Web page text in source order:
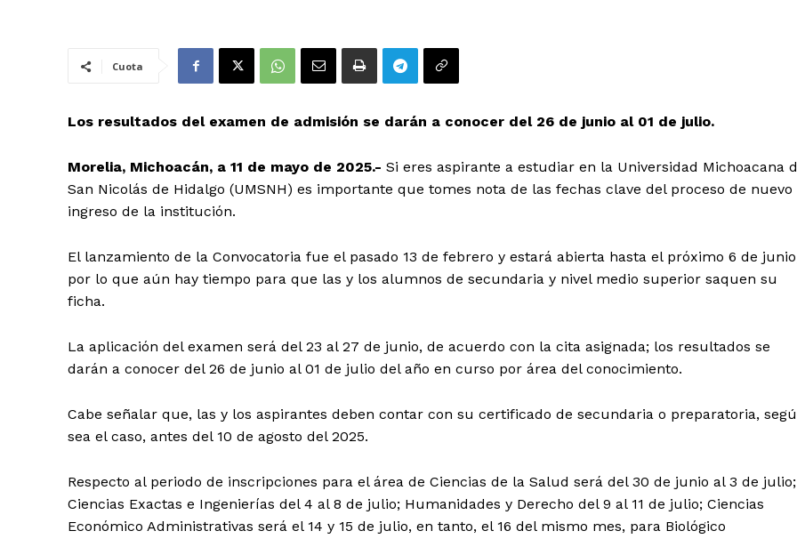
Cuota
Los resultados del examen de admisión se darán a conocer del 26 de junio al 01 de julio.
Morelia, Michoacán, a 11 de mayo de 2025.- Si eres aspirante a estudiar en la Universidad Michoacana
San Nicolás de Hidalgo (UMSNH) es importante que tomes nota de las fechas clave del proceso de nuevo
ingreso de la institución.
El lanzamiento de la Convocatoria fue el pasado 13 de febrero y estará abierta hasta el próximo 6 de
por lo que aún hay tiempo para que las y los alumnos de secundaria y nivel medio superior saquen su
ficha.
La aplicación del examen será del 23 al 27 de junio, de acuerdo con la cita asignada; los resultados se
darán a conocer del 26 de junio al 01 de julio del año en curso por área del conocimiento.
Cabe señalar que, las y los aspirantes deben contar con su certificado de secundaria o preparatoria,
sea el caso, antes del 10 de agosto del 2025.
Respecto al periodo de inscripciones para el área de Ciencias de la Salud será del 30 de junio al 3 de julio;
Ciencias Exactas e Ingenierías del 4 al 8 de julio; Humanidades y Derecho del 9 al 11 de julio; Ciencias
Económico Administrativas será el 14 y 15 de julio, en tanto, el 16 del mismo mes, para Biológico